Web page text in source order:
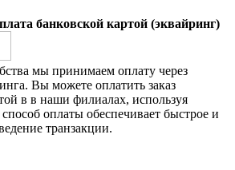
банковской картой (эквайринг)
мы принимаем оплату через
Вы можете оплатить заказ
в в наши филиалах, используя
оплаты обеспечивает быстрое и
транзакции.